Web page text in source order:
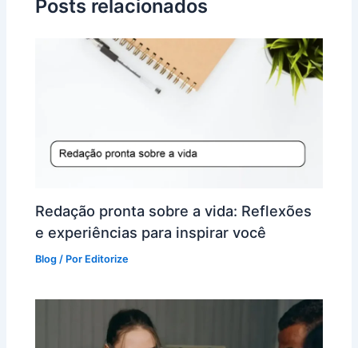
Posts relacionados
Redação pronta sobre a vida: Reflexões
e experiências para inspirar você
Blog / Por Editorize